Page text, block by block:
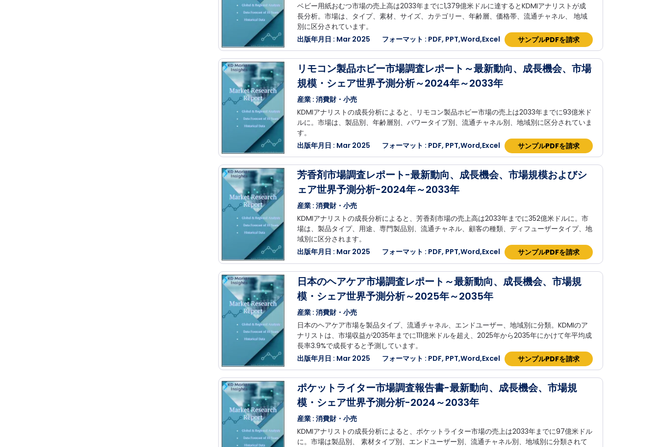
ベビー用紙おむつ市場の売上高は2033年までに1,379億米ドルに達するとKDMIアナリストが成
長分析。市場は、タイプ、素材、サイズ、カテゴリー、年齢層、価格帯、流通チャネル、 地域
別に区分されています。
出版年月日 : Mar 2025
フォーマット : PDF, PPT,Word,Excel サンプルPDFを請求
リモコン製品ホビー市場調査レポート～最新動向、成長機会、市場
規模・シェア世界予測分析～2024年～2033年
産業 : 消費財・小売
KDMIアナリストの成長分析によると、リモコン製品ホビー市場の売上は2033年までに93億米ド
ルに。市場は、製品別、年齢層別、パワータイプ別、流通チャネル別、地域別に区分されていま
す。
出版年月日 : Mar 2025
フォーマット : PDF, PPT,Word,Excel サンプルPDFを請求
芳香剤市場調査レポート-最新動向、成長機会、市場規模およびシ
ェア世界予測分析-2024年～2033年
産業 : 消費財・小売
KDMIアナリストの成長分析によると、芳香剤市場の売上高は2033年までに352億米ドルに。市
場は、製品タイプ、用途、専門製品別、流通チャネル、顧客の種類、ディフューザータイプ、地
域別に区分されます。
出版年月日 : Mar 2025
フォーマット : PDF, PPT,Word,Excel サンプルPDFを請求
日本のヘアケア市場調査レポート～最新動向、成長機会、市場規
模・シェア世界予測分析～2025年～2035年
産業 : 消費財・小売
日本のヘアケア市場を製品タイプ、流通チャネル、エンドユーザー、地域別に分類。KDMIのア
ナリストは、市場収益が2035年までに111億米ドルを超え、2025年から2035年にかけて年平均成
長率3.9%で成長すると予測しています。
出版年月日 : Mar 2025
フォーマット : PDF, PPT,Word,Excel サンプルPDFを請求
ポケットライター市場調査報告書-最新動向、成長機会、市場規
模・シェア世界予測分析-2024～2033年
産業 : 消費財・小売
KDMIアナリストの成長分析によると、ポケットライター市場の売上は2033年までに97億米ドル
に。市場は製品別、 素材タイプ別、エンドユーザー別、流通チャネル別、地域別に分類されて